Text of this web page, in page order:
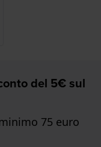
del 5€ sul
75 euro